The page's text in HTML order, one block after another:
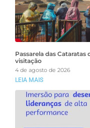
Passarela das
visitação
4 de agosto de 2026
LEIA MAIS